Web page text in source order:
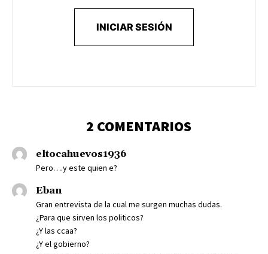
INICIAR SESIÓN
2 COMENTARIOS
eltocahuevos1936
Pero….y este quien e?
Eban
Gran entrevista de la cual me surgen muchas dudas.
¿Para que sirven los politicos?
¿Y las ccaa?
¿Y el gobierno?